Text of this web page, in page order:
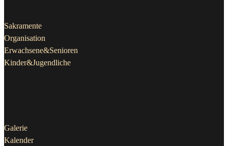
Sakramente
Organisation
Erwachsene&Senioren
Kinder&Jugendliche
Galerie
Kalender